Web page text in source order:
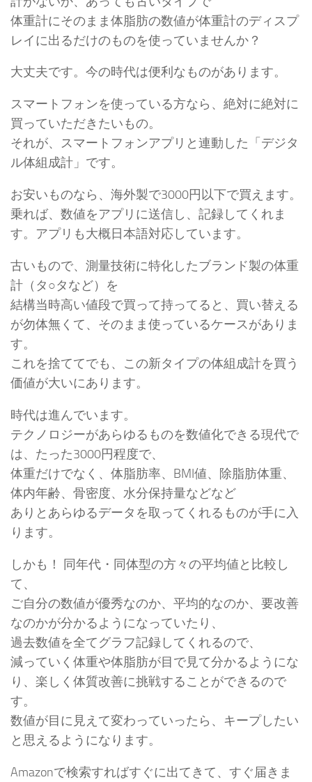
体重計にそのまま体脂肪の数値が体重計のディスプ
レイに出るだけのものを使っていませんか？
大丈夫です。今の時代は便利なものがあります。
スマートフォンを使っている方なら、絶対に絶対に
買っていただきたいもの。
それが、スマートフォンアプリと連動した「デジタ
ル体組成計」です。
お安いものなら、海外製で3000円以下で買えます。
乗れば、数値をアプリに送信し、記録してくれま
す。アプリも大概日本語対応しています。
古いもので、測量技術に特化したブランド製の体重
計（タ○タなど）を
結構当時高い値段で買って持ってると、買い替える
が勿体無くて、そのまま使っているケースがありま
す。
これを捨ててでも、この新タイプの体組成計を買う
価値が大いにあります。
時代は進んでいます。
テクノロジーがあらゆるものを数値化できる現代で
は、たった3000円程度で、
体重だけでなく、体脂肪率、BMI値、除脂肪体重、
体内年齢、骨密度、水分保持量などなど
ありとあらゆるデータを取ってくれるものが手に入
ります。
しかも！ 同年代・同体型の方々の平均値と比較し
て、
ご自分の数値が優秀なのか、平均的なのか、要改善
なのかが分かるようになっていたり、
過去数値を全てグラフ記録してくれるので、
減っていく体重や体脂肪が目で見て分かるようにな
り、楽しく体質改善に挑戦することができるので
す。
数値が目に見えて変わっていったら、キープしたい
と思えるようになります。
Amazonで検索すればすぐに出てきて、すぐ届きま